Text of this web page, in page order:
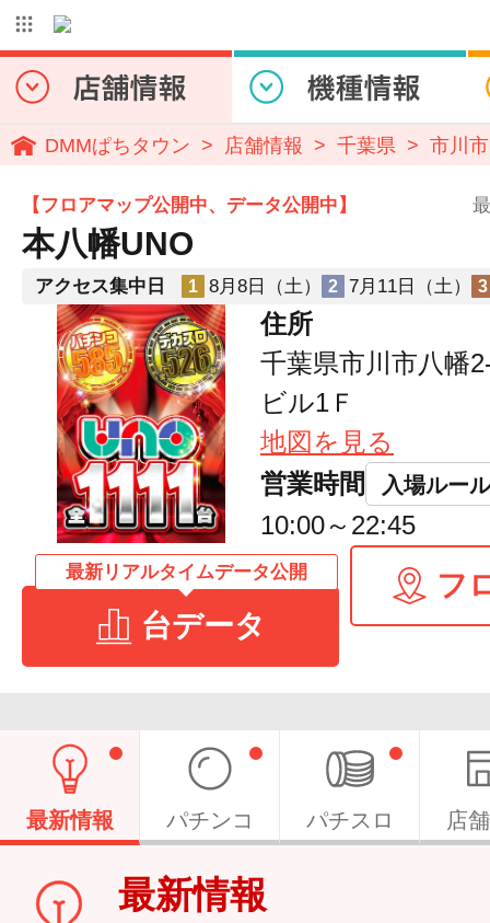
DMMぱちタウン 店舗情報 千葉県 市川市
【フロアマップ公開中、データ公開中】
本八幡UNO
アクセス集中日 1 8月8日（土） 2 7月11日（土） 3
住所
千葉県市川市八
ビル1Ｆ
地図を見る
営業時間
入場ルール
10:00～22:45
最新リアルタイムデータ公開
台データ
フ
最新情報 パチンコ パチスロ 店
最新情報